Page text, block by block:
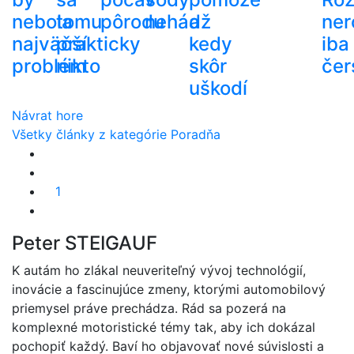
nebola
najväčší
problém
tomu
prakticky
nikto
pôrodunehádž
a
kedy
skôr
uškodí
iba
Návrat hore
Všetky články z kategórie Poradňa
1
Peter STEIGAUF
K autám ho zlákal neuveriteľný vývoj technológií,
inovácie a fascinujúce zmeny, ktorými automobilový
priemysel práve prechádza. Rád sa pozerá na
komplexné motoristické témy tak, aby ich dokázal
pochopiť každý. Baví ho objavovať nové súvislosti a